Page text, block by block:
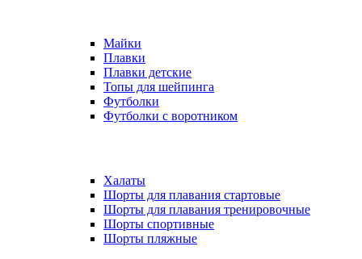
Майки
Плавки
Плавки детские
Топы для шейпинга
Футболки
Футболки с воротником
Халаты
Шорты для плавания стартовые
Шорты для плавания тренировочные
Шорты спортивные
Шорты пляжные